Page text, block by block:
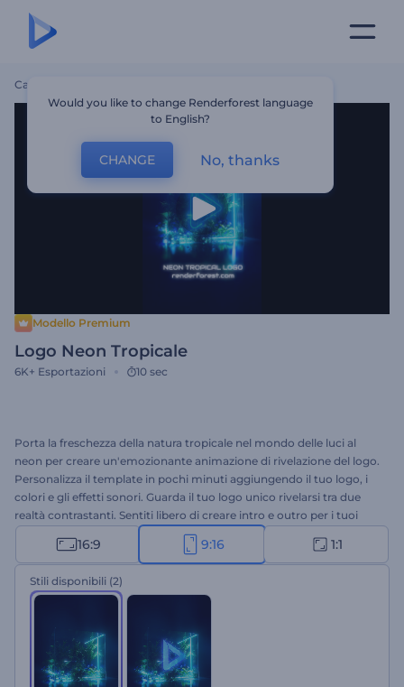
Casa
Modello Premium
Logo Neon Tropicale
6K+ Esportazioni 10 sec
Porta la freschezza della natura tropicale nel mondo delle luci al
neon per creare un'emozionante animazione di rivelazione del logo.
Personalizza il template in pochi minuti aggiungendo il tuo logo, i
colori e gli effetti sonori. Guarda il tuo logo unico rivelarsi tra due
realtà contrastanti. Sentiti libero di creare intro e outro per i tuoi
video di YouTube, introduzioni promozionali e altri progetti creativi.
Provalo subito!
16:9 9:16 1:1
Stili disponibili (2)
Would you like to change Renderforest language
to English?
CHANGE No, thanks